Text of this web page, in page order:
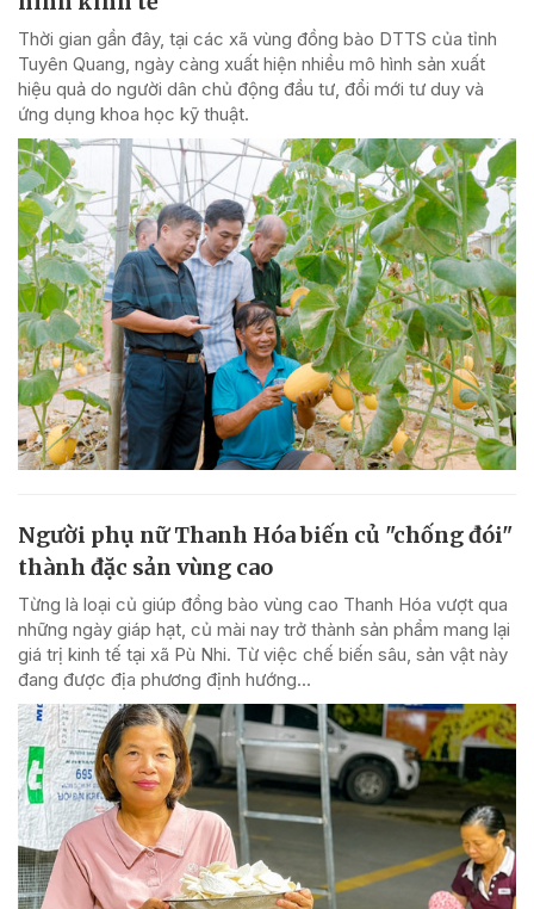
Thời gian gần đây, tại các xã vùng đồng bào DTTS của tỉnh
Tuyên Quang, ngày càng xuất hiện nhiều mô hình sản xuất
hiệu quả do người dân chủ động đầu tư, đổi mới tư duy và
ứng dụng khoa học kỹ thuật.
Người phụ nữ Thanh Hóa biến củ "chống đói"
thành đặc sản vùng cao
Từng là loại củ giúp đồng bào vùng cao Thanh Hóa vượt qua
những ngày giáp hạt, củ mài nay trở thành sản phẩm mang lại
giá trị kinh tế tại xã Pù Nhi. Từ việc chế biến sâu, sản vật này
đang được địa phương định hướng...